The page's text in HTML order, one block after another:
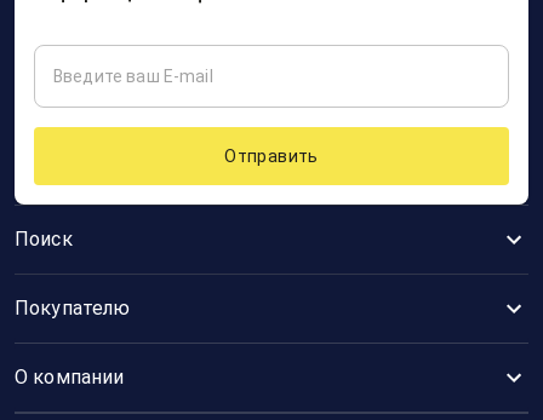
Поиск
Покупателю
О компании
Отправить